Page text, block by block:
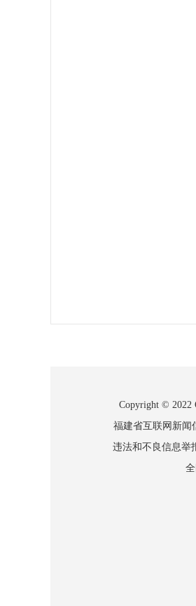
Copyright © 2022
福建省互联网新闻
违法和不良信息举